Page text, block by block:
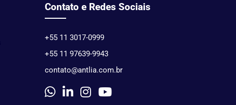
Contato e Redes Sociais
+55 11 3017-0999
+55 11 97639-9943
contato@antlia.com.br